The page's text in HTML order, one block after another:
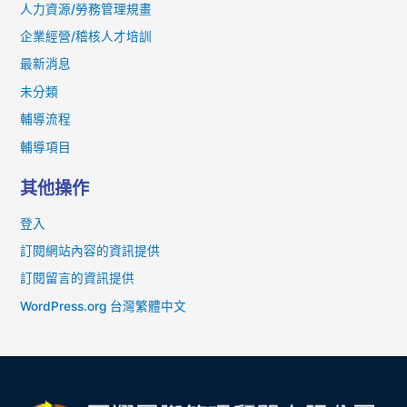
人力資源/勞務管理規畫
企業經營/稽核人才培訓
最新消息
未分類
輔導流程
輔導項目
其他操作
登入
訂閱網站內容的資訊提供
訂閱留言的資訊提供
WordPress.org 台灣繁體中文